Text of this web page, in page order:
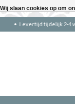
Wij slaan cookies op om